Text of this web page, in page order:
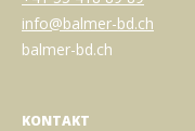
info@balmer-bd.ch
balmer-bd.ch
KONTAKT